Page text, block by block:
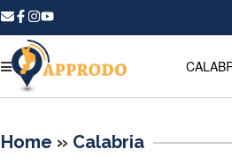
Home » Calabria